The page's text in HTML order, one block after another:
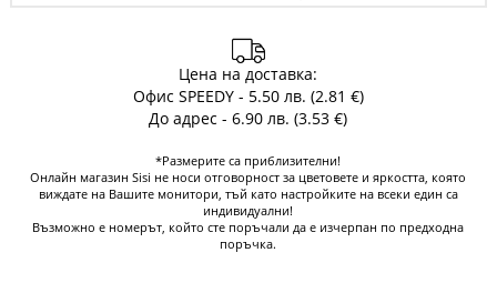
Цена на доставка:
Офис SPEEDY - 5.50 лв. (2.81 €)
До адрес - 6.90 лв. (3.53 €)
*Размерите са приблизителни!
Онлайн магазин Sisi не носи отговорност за цветовете и яркостта, която
виждате на Вашите монитори, тъй като настройките на всеки един са
индивидуални!
Възможно е номерът, който сте поръчали да е изчерпан по предходна
поръчка.